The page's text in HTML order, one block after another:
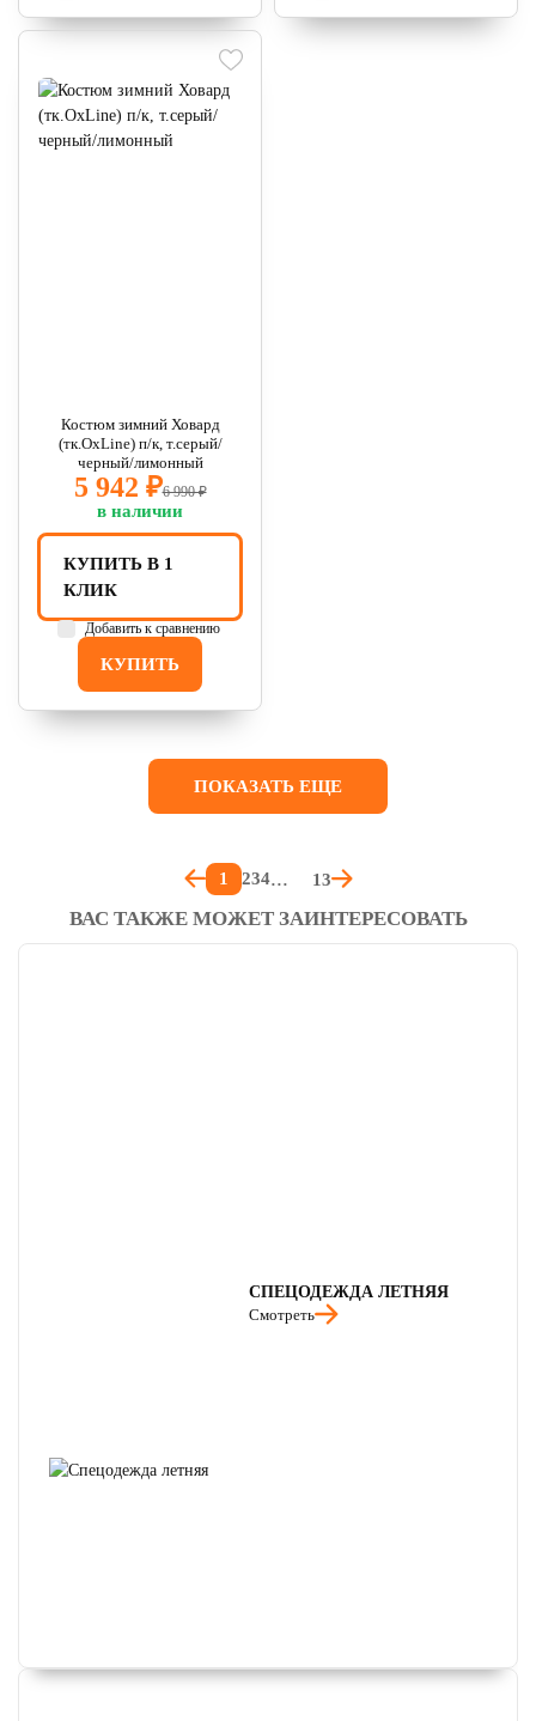
Костюм зимний Ховард
(тк.OxLine) п/к, т.серый/
черный/лимонный
5 942 ₽6 990 ₽
в наличии
КУПИТЬ
КУПИТЬ В 1
КЛИК
Добавить к сравнению
ПОКАЗАТЬ ЕЩЕ
1 234 13
ВАС ТАКЖЕ МОЖЕТ ЗАИНТЕРЕСОВАТЬ
СПЕЦОДЕЖДА ЛЕТНЯЯ
Смотреть